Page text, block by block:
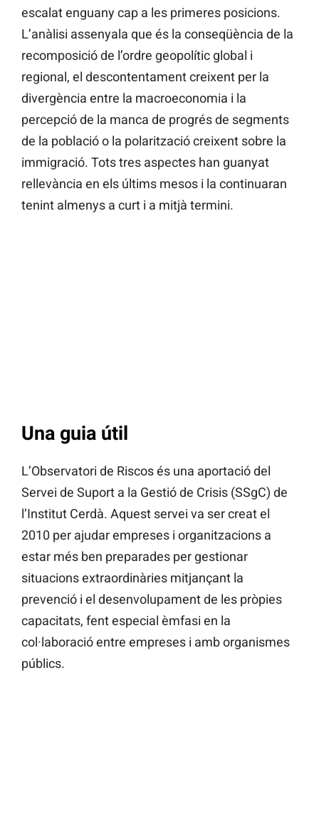
escalat enguany cap a les primeres posicions.
L’anàlisi assenyala que és la conseqüència de la
recomposició de l’ordre geopolític global i
regional, el descontentament creixent per la
divergència entre la macroeconomia i la
percepció de la manca de progrés de segments
de la població o la polarització creixent sobre la
immigració. Tots tres aspectes han guanyat
rellevància en els últims mesos i la continuaran
tenint almenys a curt i a mitjà termini.
Una guia útil
L’Observatori de Riscos és una aportació del
Servei de Suport a la Gestió de Crisis (SSgC) de
l’Institut Cerdà. Aquest servei va ser creat el
2010 per ajudar empreses i organitzacions a
estar més ben preparades per gestionar
situacions extraordinàries mitjançant la
prevenció i el desenvolupament de les pròpies
capacitats, fent especial èmfasi en la
col·laboració entre empreses i amb organismes
públics.